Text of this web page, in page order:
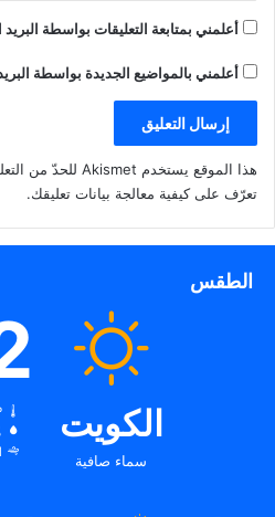
أعلمني بمتابعة التعليقات بواسطة البريد
أعلمني بالمواضيع الجديدة بواسطة
هذا الموقع يستخدم Akismet للحدّ من التعليقات المزعجة والغير مرغوبة.
تعرّف على كيفية معالجة بيانات تعليقك.
الطقس
الكويت
سماء صافية
42º - 38º